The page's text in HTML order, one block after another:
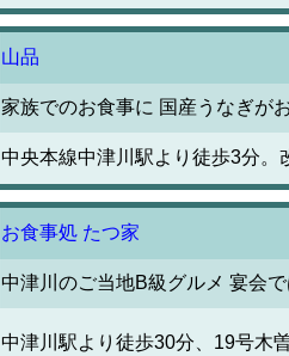
山品
家族でのお食事に 国産うなぎが
中央本線中津川駅より徒歩3分。
お食事処 たつ家
中津川のご当地B級グルメ 宴会
中津川駅より徒歩30分、19号木